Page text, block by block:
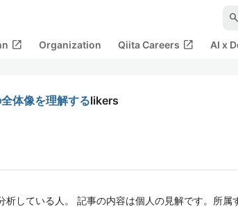
search
open_in_new Organization Qiita Careers open_in_new AI x
体像を理解するlikers
している人。 記事の内容は個人の見解です。所